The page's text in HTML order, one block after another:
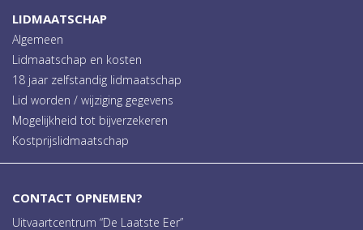
LIDMAATSCHAP
Algemeen
Lidmaatschap en kosten
18 jaar zelfstandig lidmaatschap
Lid worden / wijziging gegevens
Mogelijkheid tot bijverzekeren
Kostprijslidmaatschap
CONTACT OPNEMEN?
Uitvaartcentrum “De Laatste Eer”